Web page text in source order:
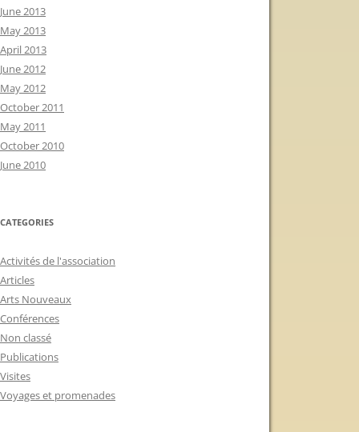
June 2013
May 2013
April 2013
June 2012
May 2012
October 2011
May 2011
October 2010
June 2010
CATEGORIES
Activités de l'association
Articles
Arts Nouveaux
Conférences
Non classé
Publications
Visites
Voyages et promenades